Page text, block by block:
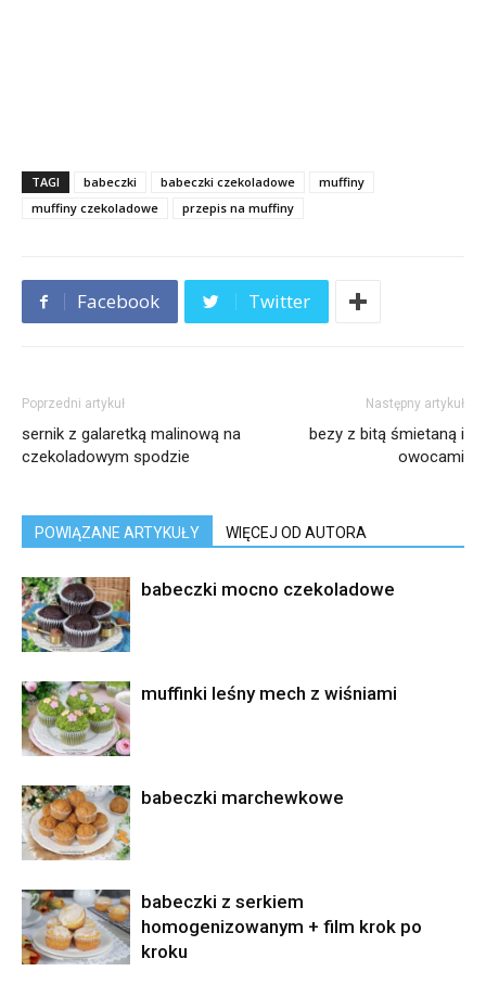
TAGI babeczki babeczki czekoladowe
muffiny
muffiny czekoladowe
przepis na muffiny
Facebook Twitter
Poprzedni artykuł
sernik z galaretką malinową na
czekoladowym spodzie
Następny artykuł
bezy z bitą śmietaną i
owocami
POWIĄZANE ARTYKUŁY WIĘCEJ OD AUTORA
babeczki mocno czekoladowe
muffinki leśny mech z wiśniami
babeczki marchewkowe
babeczki z serkiem
homogenizowanym + film krok po
kroku